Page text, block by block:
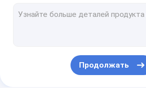
батарея 2200mah 18650
Продолжать